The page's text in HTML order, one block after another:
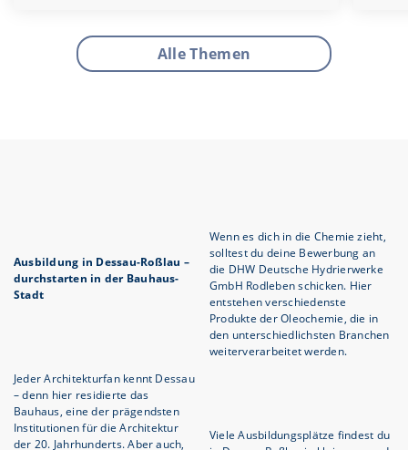
Alle Themen
Ausbildung in Dessau-Roßlau –
durchstarten in der Bauhaus-
Stadt
Jeder Architekturfan kennt Dessau
– denn hier residierte das
Bauhaus, eine der prägendsten
Institutionen für die Architektur
der 20. Jahrhunderts. Aber auch,
Wenn es dich in die Chemie zieht,
solltest du deine Bewerbung an
die DHW Deutsche Hydrierwerke
GmbH Rodleben schicken. Hier
entstehen verschiedenste
Produkte der Oleochemie, die in
den unterschiedlichsten Branchen
weiterverarbeitet werden.
Viele Ausbildungsplätze findest du